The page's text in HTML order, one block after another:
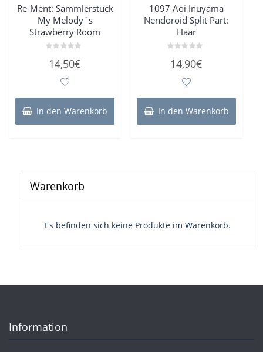
Re-Ment: Sammlerstück
My Melody´s
Strawberry Room
mit
14,50€
In den Warenkorb
1097 Aoi Inuyama
Nendoroid Split Part:
Haar
mit
14,90€
In den Warenkorb
Warenkorb
Es befinden sich keine Produkte im Warenkorb.
Information